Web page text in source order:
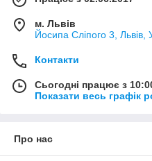
м. Львів
Йосипа Сліпого 3, Львів,
Контакти
Сьогодні працює з
Показати весь графік
Про нас